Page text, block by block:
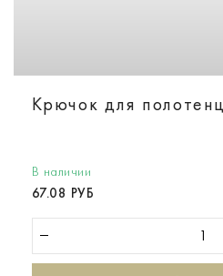
Крючок для
В наличии
67.08 РУБ